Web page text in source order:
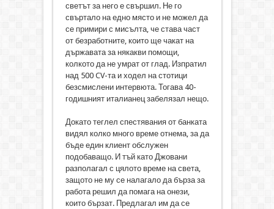
светът за него е свършил. Не го
свъртало на едно място и не можел да
се примири с мисълта, че става част
от безработните, които ще чакат на
държавата за някакви помощи,
колкото да не умрат от глад. Изпратил
над 500 CV-та и ходел на стотици
безсмислени интервюта. Тогава 40-
годишният италианец забелязал нещо.
Докато теглел спестявания от банката
видял колко много време отнема, за да
бъде един клиент обслужен
подобаващо. И тъй като Джовани
разполагал с цялото време на света,
защото не му се налагало да бърза за
работа решил да помага на онези,
които бързат. Предлагал им да се